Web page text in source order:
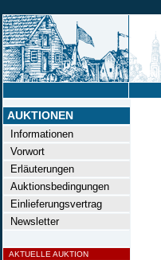
AUKTIONEN
Informationen
Vorwort
Erläuterungen
Auktionsbedingungen
Einlieferungsvertrag
Newsletter
AKTUELLE AUKTION